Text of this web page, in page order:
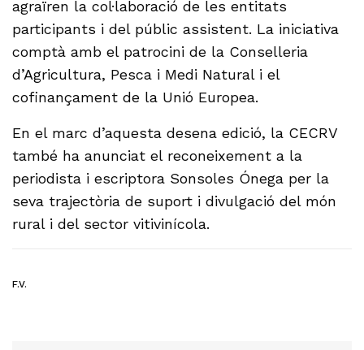
agraïren la col·laboració de les entitats
participants i del públic assistent. La iniciativa
comptà amb el patrocini de la Conselleria
d’Agricultura, Pesca i Medi Natural i el
cofinançament de la Unió Europea.
En el marc d’aquesta desena edició, la CECRV
també ha anunciat el reconeixement a la
periodista i escriptora Sonsoles Ónega per la
seva trajectòria de suport i divulgació del món
rural i del sector vitivinícola.
F.V.